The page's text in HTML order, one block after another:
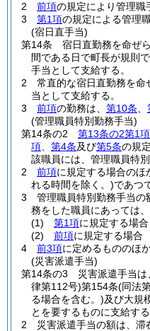
2
前項の規定により管理職
3
第1項の規定による管理
(宿日直手当)
第14条
宿日直勤務を命ぜ
間である日で町長が規則
手当として支給する。
2
常直的な宿日直勤務を命
当として支給する。
3
前項の勤務は、 第10条
(管理職員特別勤務手当)
第14条の2
第13条の2第1項
項
第4条及び第5条の規
該職員には、管理職員特
2
前項に規定する場合のほ
れる時間を除く。)であつ
3
管理職員特別勤務手当の
務をした職員にあっては
(1)
第1項に規定する場
(2)
前項に規定する場合
4
前3項に定めるもののほ
(災害派遣手当)
第14条の3
災害派遣手当
律第112号)第154条(同法
る場合を含む。)及び大規
とを要するものに支給する
2
災害派遣手当の額は、滞